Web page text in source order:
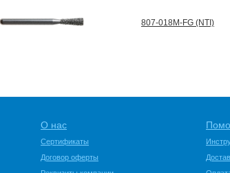
807-018M-FG (NTI)
О нас
Сертификаты
Договор оферты